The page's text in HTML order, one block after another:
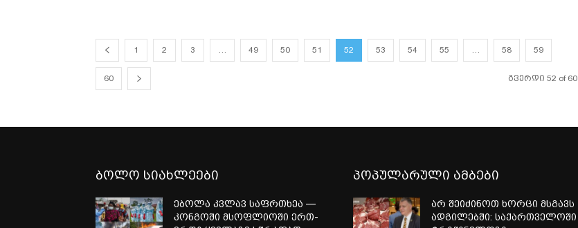
1 2 3 49 50 51 52 53 54 55 58 59
60 გვერდი 52 of 60
ბოლო სიახლეები
ებოლა კვლავ საფრთხეა —
კონგოში მსოფლიოში ერთ-
პოპულარული ამბები
არ შეიძინოთ ხორცი მსგავს
ადგილებში: საქართველოში